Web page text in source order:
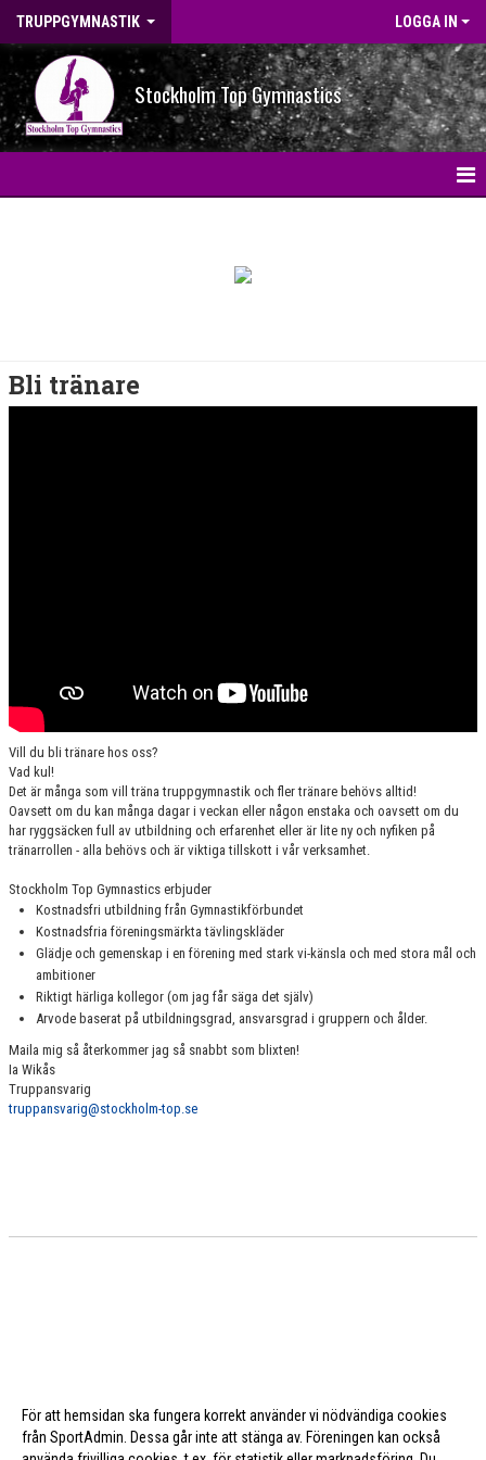
TRUPPGYMNASTIK LOGGA IN
Stockholm Top Gymnastics
TRIVSELSTÖD
Bli tränare
Vill du bli tränare hos oss?
Vad kul!
Det är många som vill träna truppgymnastik och fler tränare behövs alltid!
Oavsett om du kan många dagar i veckan eller någon enstaka och oavsett om du
har ryggsäcken full av utbildning och erfarenhet eller är lite ny och nyfiken på
tränarrollen - alla behövs och är viktiga tillskott i vår verksamhet.
Stockholm Top Gymnastics erbjuder
Kostnadsfri utbildning från Gymnastikförbundet
Kostnadsfria föreningsmärkta tävlingskläder
Glädje och gemenskap i en förening med stark vi-känsla och med stora mål och
ambitioner
Riktigt härliga kollegor (om jag får säga det själv)
Arvode baserat på utbildningsgrad, ansvarsgrad i gruppern och ålder.
Maila mig så återkommer jag så snabbt som blixten!
Ia Wikås
Truppansvarig
truppansvarig@stockholm-top.se
För att hemsidan ska fungera korrekt använder vi nödvändiga cookies
från SportAdmin. Dessa går inte att stänga av. Föreningen kan också